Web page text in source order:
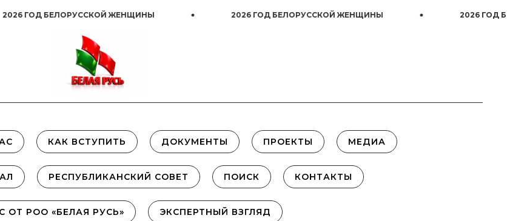
ГОД БЕЛОРУССКОЙ ЖЕНЩИНЫ 2026 ГОД БЕЛОРУССКОЙ ЖЕНЩИНЫ 2026 ГОД
КАК ВСТУПИТЬ ДОКУМЕНТЫ ПРОЕКТЫ МЕДИА
РЕСПУБЛИКАНСКИЙ СОВЕТ ПОИСК КОНТАКТЫ
ОТ РОО «БЕЛАЯ РУСЬ» ЭКСПЕРТНЫЙ ВЗГЛЯД